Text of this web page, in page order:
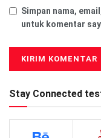
Simpan nama,
untuk komentar
Stay Connected